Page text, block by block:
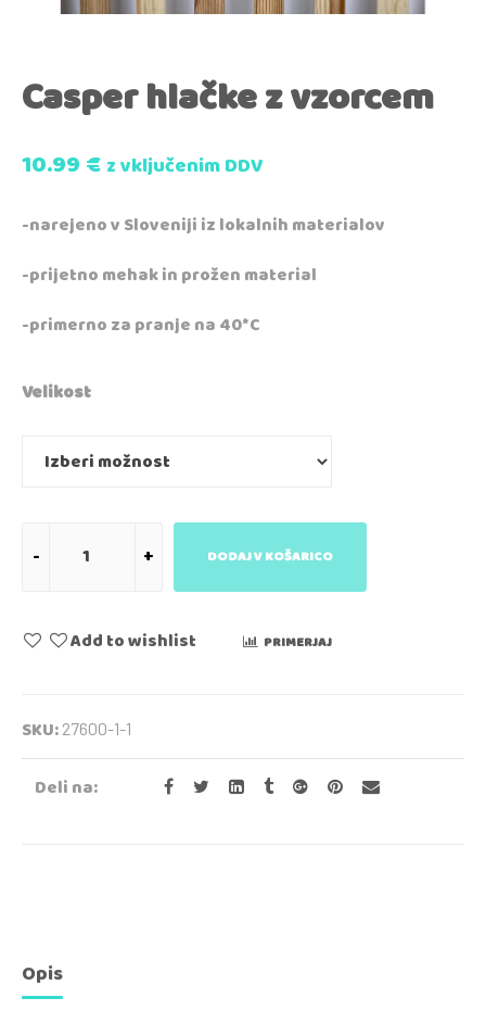
Casper hlačke z vzorcem
10.99€z vključenim DDV
-narejeno v Sloveniji iz lokalnih materialov
-prijetno mehak in prožen material
-primerno za pranje na 40*C
Velikost
DODAJ V KOŠARICO
Add to wishlist PRIMERJAJ
SKU: 27600-1-1
Deli na:
Opis